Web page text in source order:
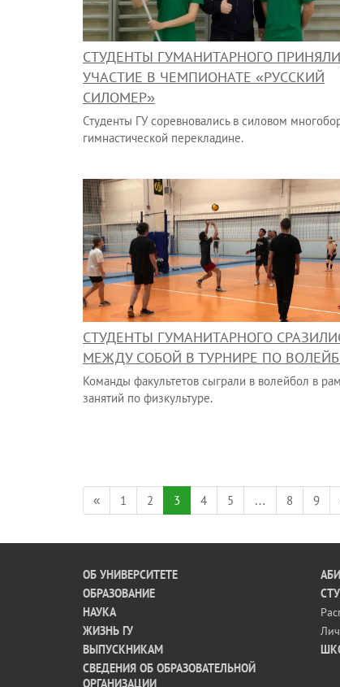
СТУДЕНТЫ ГУМАНИТАРНОГО ПРИНЯЛИ
УЧАСТИЕ В ЧЕМПИОНАТЕ «РУССКИЙ
СИЛОМЕР»
Студенты ГУ соревновались в силовом
гимнастической перекладине.
СТУДЕНТЫ ГУМАНИТАРНОГО
МЕЖДУ СОБОЙ В ТУРНИРЕ ПО
Команды факультетов сыграли в волейбол в
занятий по физкультуре.
« 1 2 3 4 5 … 8 9
ОБ УНИВЕРСИТЕТЕ
ОБРАЗОВАНИЕ
НАУКА
ЖИЗНЬ ГУ
ВЫПУСКНИКАМ
СВЕДЕНИЯ ОБ ОБРАЗОВАТЕЛЬНОЙ
ОРГАНИЗАЦИИ